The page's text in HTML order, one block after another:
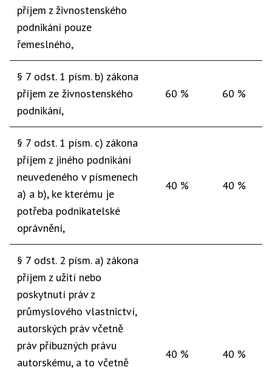
příjem z živnostenského
podnikání pouze
řemeslného,
§ 7 odst. 1 písm. b) zákona
příjem ze živnostenského
podnikání,
60 % 60 %
§ 7 odst. 1 písm. c) zákona
příjem z jiného podnikání
neuvedeného v písmenech
a) a b), ke kterému je
potřeba podnikatelské
oprávnění,
40 % 40 %
§ 7 odst. 2 písm. a) zákona
příjem z užití nebo
poskytnutí práv z
průmyslového vlastnictví,
autorských práv včetně
práv příbuzných právu
autorskému, a to včetně
40 % 40 %